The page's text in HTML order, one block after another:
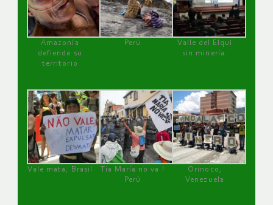
Amazonía
defiende su
territorio
Perú
Valle del Elqui
sin minería.
Vale mata, Brasil
Tía María no va !
Perú
Orinoco,
Venezuela